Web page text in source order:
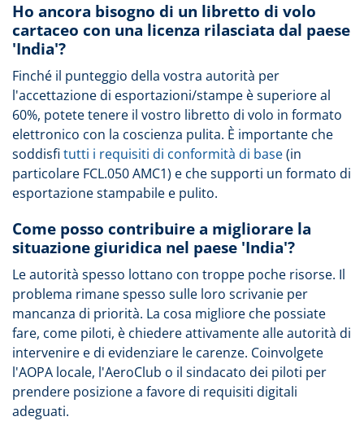
Ho ancora bisogno di un libretto di volo
cartaceo con una licenza rilasciata dal paese
'India'?
Finché il punteggio della vostra autorità per
l'accettazione di esportazioni/stampe è superiore al
60%, potete tenere il vostro libretto di volo in formato
elettronico con la coscienza pulita. È importante che
soddisfi tutti i requisiti di conformità di base(in
particolare FCL.050 AMC1) e che supporti un formato di
esportazione stampabile e pulito.
Come posso contribuire a migliorare la
situazione giuridica nel paese 'India'?
Le autorità spesso lottano con troppe poche risorse. Il
problema rimane spesso sulle loro scrivanie per
mancanza di priorità. La cosa migliore che possiate
fare, come piloti, è chiedere attivamente alle autorità di
intervenire e di evidenziare le carenze. Coinvolgete
l'AOPA locale, l'AeroClub o il sindacato dei piloti per
prendere posizione a favore di requisiti digitali
adeguati.